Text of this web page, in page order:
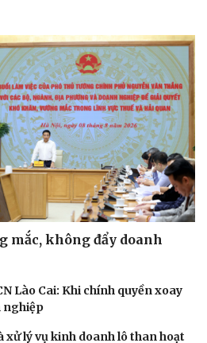
mắc, không đẩy doanh
Lào Cai: Khi chính quyền xoay
nghiệp
xử lý vụ kinh doanh lô than hoạt